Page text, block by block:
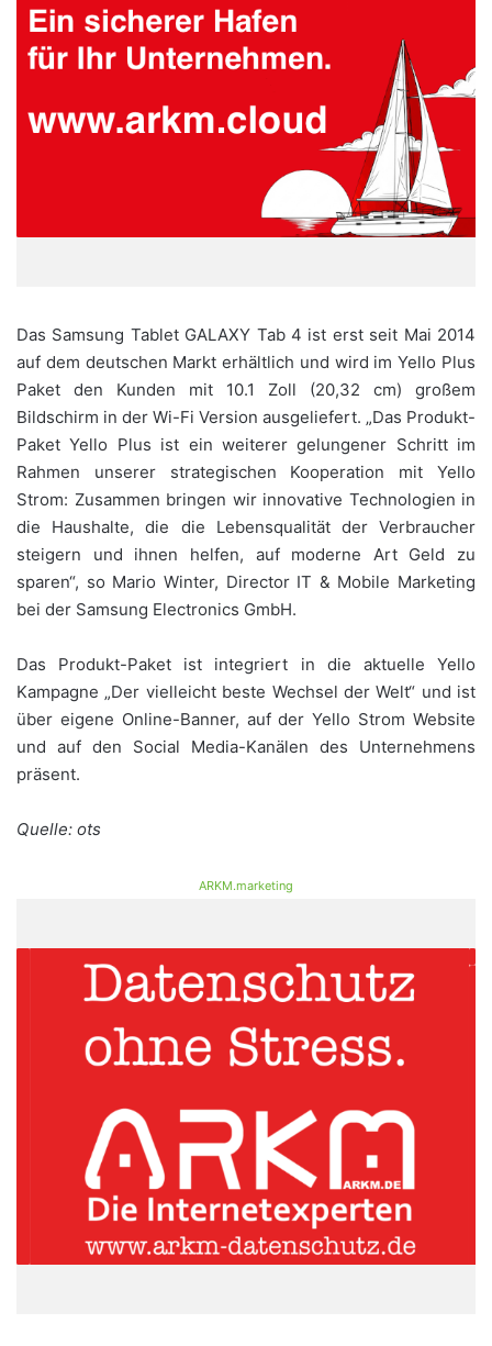
Das Samsung Tablet GALAXY Tab 4 ist erst seit Mai 2014
auf dem deutschen Markt erhältlich und wird im Yello Plus
Paket den Kunden mit 10.1 Zoll (20,32 cm) großem
Bildschirm in der Wi-Fi Version ausgeliefert. „Das Produkt-
Paket Yello Plus ist ein weiterer gelungener Schritt im
Rahmen unserer strategischen Kooperation mit Yello
Strom: Zusammen bringen wir innovative Technologien in
die Haushalte, die die Lebensqualität der Verbraucher
steigern und ihnen helfen, auf moderne Art Geld zu
sparen“, so Mario Winter, Director IT & Mobile Marketing
bei der Samsung Electronics GmbH.
Das Produkt-Paket ist integriert in die aktuelle Yello
Kampagne „Der vielleicht beste Wechsel der Welt“ und ist
über eigene Online-Banner, auf der Yello Strom Website
und auf den Social Media-Kanälen des Unternehmens
präsent.
Quelle: ots
ARKM.marketing